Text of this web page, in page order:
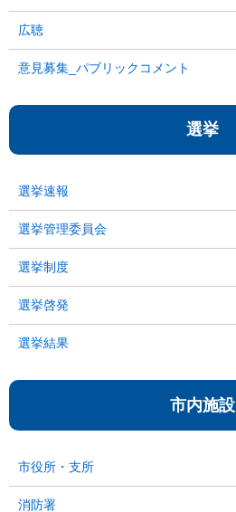
広聴
意見募集_パブリックコメント
選挙
選挙速報
選挙管理委員会
選挙制度
選挙啓発
選挙結果
市内施設
市役所・支所
消防署